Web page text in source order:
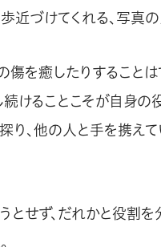
近づけてくれる、写真の
を癒したりすることは
けることこそが自身の
り、他の人と手を携え
とせず、だれかと役割